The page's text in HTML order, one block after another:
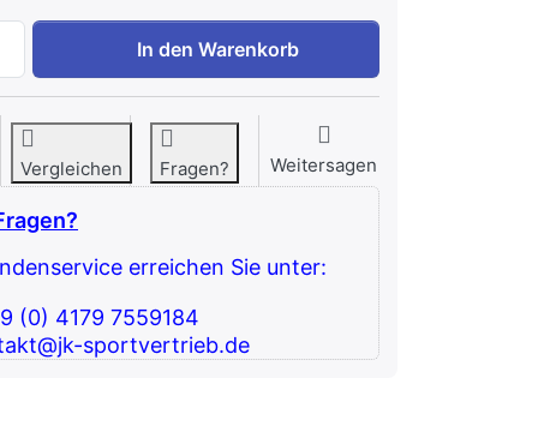
IRONFIT Hack Squat zu 3.366,39 €, Menge 1.
In den Warenkorb
Vergleichen Fragen? Weitersagen
erreichen Sie unter:
(0) 4179 7559184
sportvertrieb.de